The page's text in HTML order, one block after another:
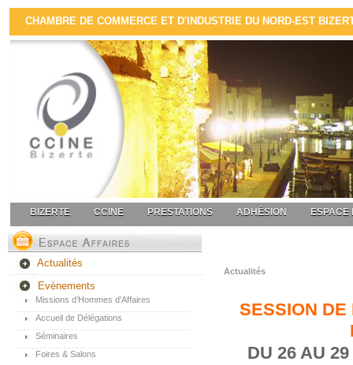
CHAMBRE DE COMMERCE ET D'INDUSTRIE DU NORD-EST
BIZERTE CCINE PRESTATIONS ADHÉSION ESPACE
Actualités
Evènements
Missions d’Hommes d’Affaires
Accueil de Délégations
Séminaires
Foires & Salons
Actualités
SESSION DE
DU 26 AU